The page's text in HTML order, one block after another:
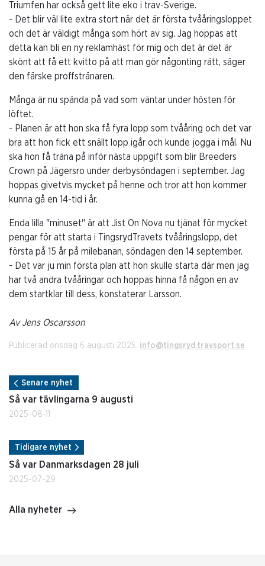
Triumfen har också gett lite eko i trav-Sverige.
- Det blir väl lite extra stort när det är första tvååringsloppet
och det är väldigt många som hört av sig. Jag hoppas att
detta kan bli en ny reklamhäst för mig och det är det är
skönt att få ett kvitto på att man gör någonting rätt, säger
den färske proffstränaren.
Många är nu spända på vad som väntar under hösten för
löftet.
- Planen är att hon ska få fyra lopp som tvååring och det var
bra att hon fick ett snällt lopp igår och kunde jogga i mål. Nu
ska hon få träna på inför nästa uppgift som blir Breeders
Crown på Jägersro under derbysöndagen i september. Jag
hoppas givetvis mycket på henne och tror att hon kommer
kunna gå en 14-tid i år.
Enda lilla "minuset" är att Jist On Nova nu tjänat för mycket
pengar för att starta i TingsrydTravets tvååringslopp, det
första på 15 år på milebanan, söndagen den 14 september.
- Det var ju min första plan att hon skulle starta där men jag
har två andra tvååringar och hoppas hinna få någon en av
dem startklar till dess, konstaterar Larsson.
Av Jens Oscarsson
Publicerad onsdag 6 augusti 2025. info@tingsryd.travsport.se
Senare nyhet
Så var tävlingarna 9 augusti
2025-08-11
Tidigare nyhet
Så var Danmarksdagen 28 juli
2025-07-29
Alla nyheter